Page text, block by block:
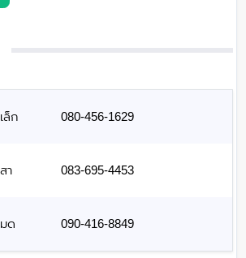
เล็ก 080-456-1629
สา 083-695-4453
มด 090-416-8849